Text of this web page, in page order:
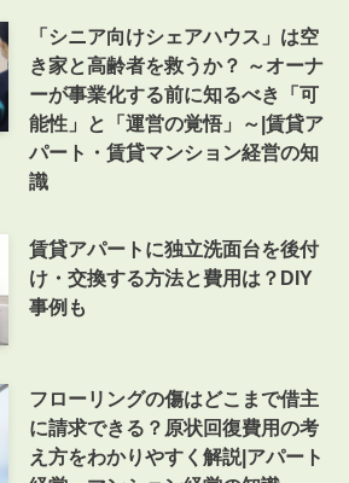
「シニア向けシェアハウス」は空
き家と高齢者を救うか？ ～オーナ
ーが事業化する前に知るべき「可
能性」と「運営の覚悟」～|賃貸ア
パート・賃貸マンション経営の知
識
賃貸アパートに独立洗面台を後付
け・交換する方法と費用は？DIY
事例も
フローリングの傷はどこまで借主
に請求できる？原状回復費用の考
え方をわかりやすく解説|アパート